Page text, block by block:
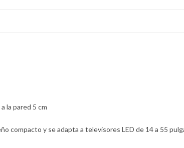
la pared 5 cm
compacto y se adapta a televisores LED de 14 a 55